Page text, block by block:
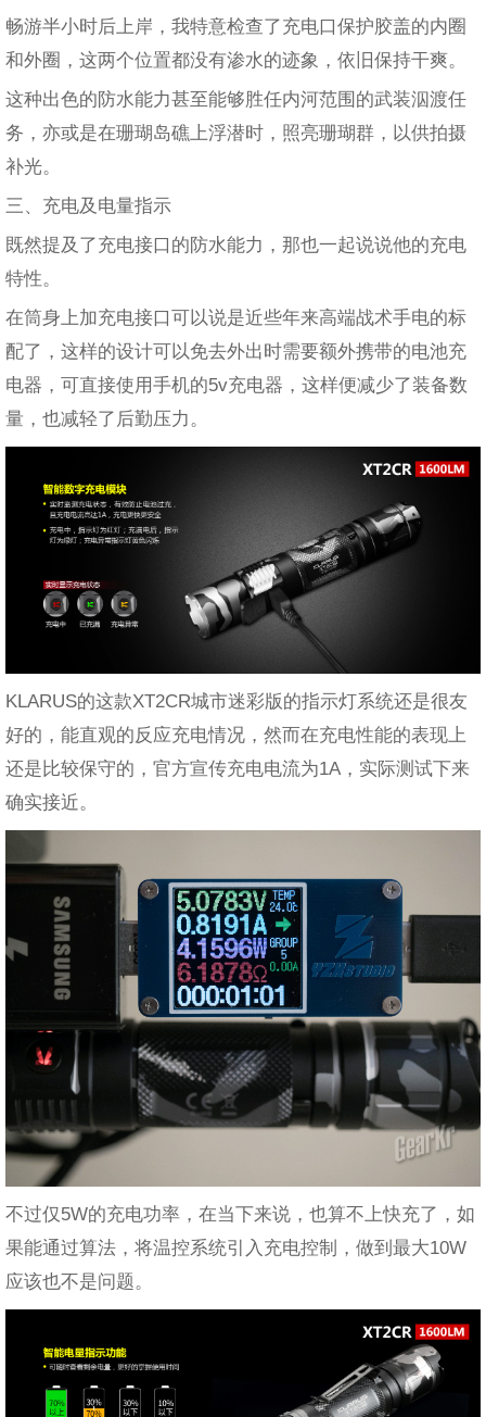
畅游半小时后上岸，我特意检查了充电口保护胶盖的内圈
和外圈，这两个位置都没有渗水的迹象，依旧保持干爽。
这种出色的防水能力甚至能够胜任内河范围的武装泅渡任
务，亦或是在珊瑚岛礁上浮潜时，照亮珊瑚群，以供拍摄
补光。
三、充电及电量指示
既然提及了充电接口的防水能力，那也一起说说他的充电
特性。
在筒身上加充电接口可以说是近些年来高端战术手电的标
配了，这样的设计可以免去外出时需要额外携带的电池充
电器，可直接使用手机的5v充电器，这样便减少了装备数
量，也减轻了后勤压力。
KLARUS的这款XT2CR城市迷彩版的指示灯系统还是很友
好的，能直观的反应充电情况，然而在充电性能的表现上
还是比较保守的，官方宣传充电电流为1A，实际测试下来
确实接近。
不过仅5W的充电功率，在当下来说，也算不上快充了，如
果能通过算法，将温控系统引入充电控制，做到最大10W
应该也不是问题。